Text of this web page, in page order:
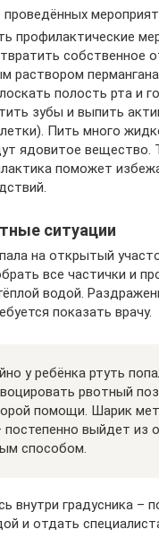
проведённых
профилактические
собственное
раствором
полость рта и
зубы и выпить
Пить много
ядовитое вещество.
поможет
ситуации
на открытый
все частички и
водой.
показать врачу.
у ребёнка ртуть
рвотный
помощи. Шарик
постепенно выйдет из
способом.
внутри градусника –
и отдать